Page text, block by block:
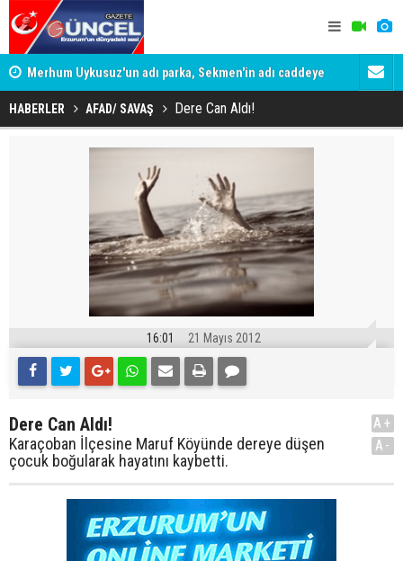
Merhum Uykusuz'un adı parka, Sekmen'in adı caddeye
verildi
HABERLER AFAD/ SAVAŞ Dere Can Aldı!
16:01 21 Mayıs 2012
Dere Can Aldı!
Karaçoban İlçesine Maruf Köyünde dereye düşen
çocuk boğularak hayatını kaybetti.
A+
A-